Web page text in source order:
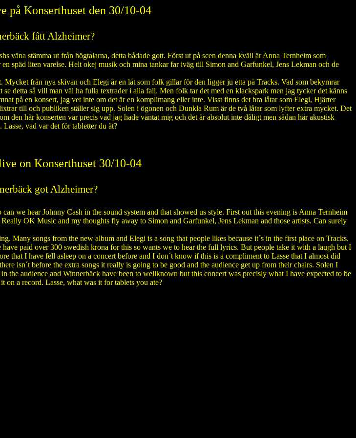
på Konserthuset den 30/10-04
fått Alzheimer?
väna stämma ut från högtalarna, detta bådade gott. Först ut på scen denna kväll är Anna Ternheim som
späd liten varelse. Helt okej musik och mina tankar far iväg till Simon and Garfunkel, Jens Lekman och de
från nya skivan och Elegi är en låt som folk gillar för den ligger ju etta på Tracks. Vad som bekymrar
detta så vill man väl ha fulla textrader i alla fall. Men folk tar det med en klackspark men jag tycker det känns
på en konsert, jag vet inte om det är en komplimang eller inte. Visst finns det bra låtar som Elegi, Hjärter
till och publiken ställer sig upp. Solen i ögonen och Dunkla Rum är de två låtar som lyfter extra mycket. Det
här konserten var precis vad jag hade väntat mig och det är absolut inte dåligt men sådan här akustisk
vad var det för tabletter du åt?
on Konserthuset 30/10-04
got Alzheimer?
we hear Johnny Cash in the sound system and that showed us style. First out this evening is Anna Ternheim
OK Music and my thoughts fly away to Simon and Garfunkel, Jens Lekman and those artists. Can surely
Many songs from the new album and Elegi is a song that people likes because it´s in the first place on Tracks.
paid over 300 swedish krona for this so wants we to hear the full lyrics. But people take it with a laugh but I
that I have fell asleep on a concert before and I don´t know if this is a compliment to Lasse that I almost did
isn´t before the extra songs it really is going to be good and the audience get up from their chairs. Solen I
audience and Winnerbäck have been to wellknown but this concert was precisly what I have expected to be
on a record. Lasse, what was it for tablets you ate?